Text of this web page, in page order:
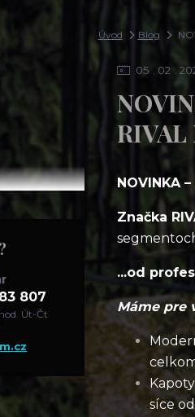
Úvod Blog
807
Út-Čt
05 02
RIVAL
NOVINKA
Značka
...od
Máme pre
síce